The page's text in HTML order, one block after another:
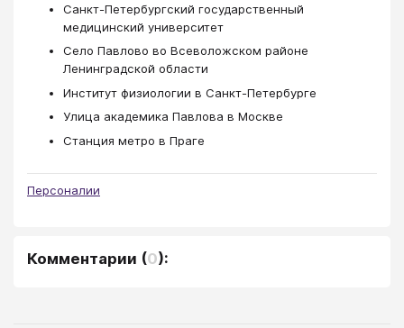
Санкт-Петербургский государственный
медицинский университет
Село Павлово во Всеволожском районе
Ленинградской области
Институт физиологии в Санкт-Петербурге
Улица академика Павлова в Москве
Станция метро в Праге
Персоналии
Комментарии (0):